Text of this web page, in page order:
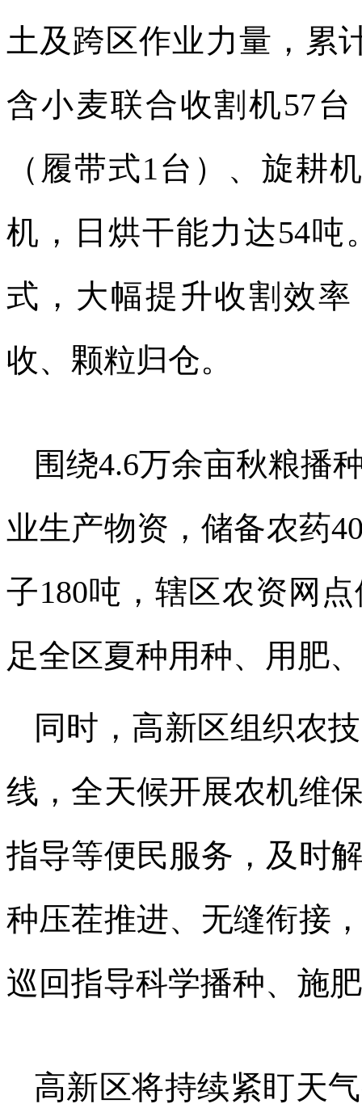
土及跨区作业力量，累
含小麦联合收割机57
（履带式1台）、旋耕
机，日烘干能力达54
式，大幅提升收割效
收、颗粒归仓。
围绕4.6万余亩秋粮播
业生产物资，储备农药
子180吨，辖区农资网
足全区夏种用种、用肥
同时，高新区组织农
线，全天候开展农机维
指导等便民服务，及时
种压茬推进、无缝衔接
巡回指导科学播种、施
高新区将持续紧盯天